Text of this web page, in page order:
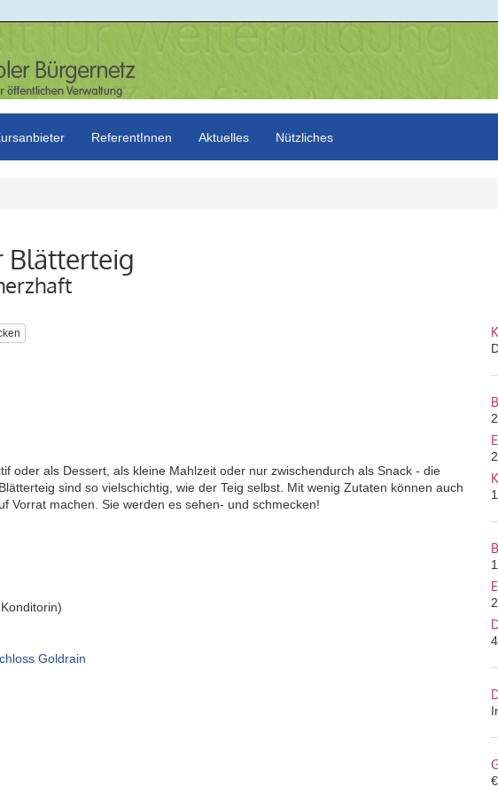
ReferentInnen Aktuelles Nützliches
Blätterteig
oder als Dessert, als kleine Mahlzeit oder nur zwischendurch als Snack - die
sind so vielschichtig, wie der Teig selbst. Mit wenig Zutaten können auch
Vorrat machen. Sie werden es sehen- und schmecken!
Goldrain
1